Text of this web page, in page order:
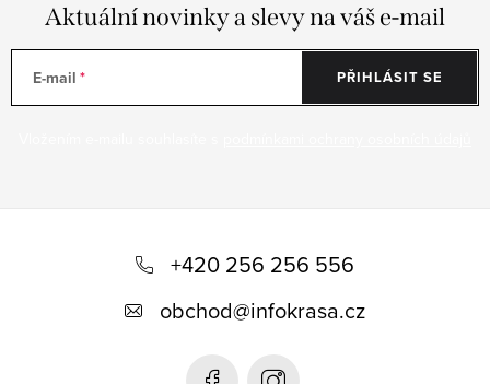
Aktuální novinky a slevy na váš e-mail
E-mail PŘIHLÁSIT SE
+420 256 256 556
obchod@infokrasa.cz